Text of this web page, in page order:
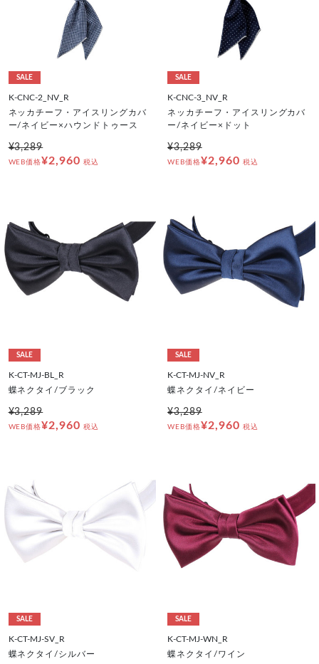
SALE
K-CNC-2_NV_R
ネッカチーフ・アイスリングカバ
ー/ネイビー×ハウンドトゥース
¥3,289
WEB価格¥2,960 税込
SALE
K-CNC-3_NV_R
ネッカチーフ・アイスリングカバ
ー/ネイビー×ドット
¥3,289
WEB価格¥2,960 税込
SALE
K-CT-MJ-BL_R
蝶ネクタイ/ブラック
¥3,289
WEB価格¥2,960 税込
SALE
K-CT-MJ-NV_R
蝶ネクタイ/ネイビー
¥3,289
WEB価格¥2,960 税込
SALE
K-CT-MJ-SV_R
蝶ネクタイ/シルバー
SALE
K-CT-MJ-WN_R
蝶ネクタイ/ワイン